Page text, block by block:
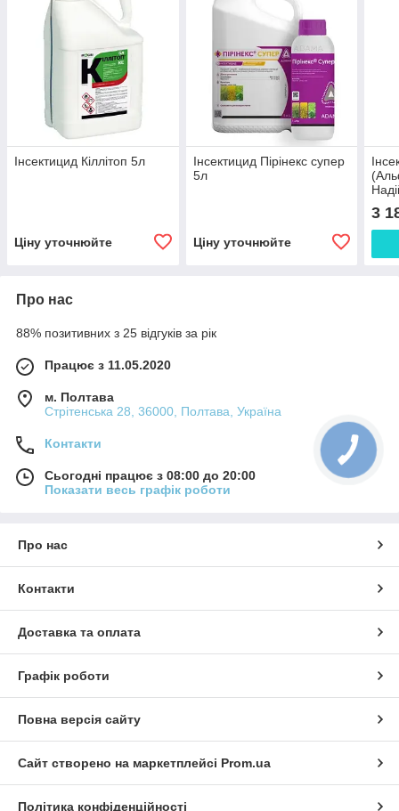
Інсектицид Кіллітоп 5л
Ціну уточнюйте
Інсектицид Пірінекс супер
5л
Ціну уточнюйте
3
Про нас
88% позитивних з 25 відгуків за рік
Працює з 11.05.2020
м. Полтава
Стрітенська 28, 36000, Полтава, Україна
Контакти
Сьогодні працює з 08:00 до 20:00
Показати весь графік роботи
Про нас
Контакти
Доставка та оплата
Графік роботи
Повна версія сайту
Сайт створено на маркетплейсі Prom.ua
Політика конфіденційності